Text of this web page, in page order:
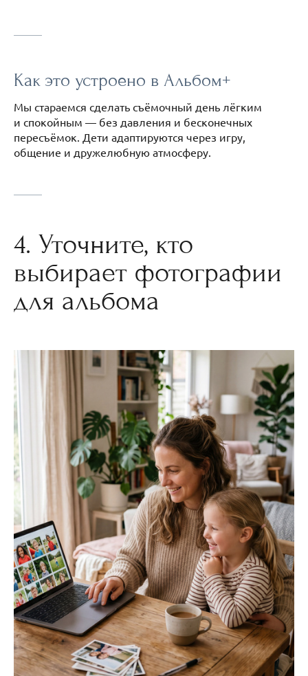
Как это устроено в Альбом+
Мы стараемся сделать съёмочный день лёгким
и спокойным — без давления и бесконечных
пересъёмок. Дети адаптируются через игру,
общение и дружелюбную атмосферу.
4. Уточните, кто
выбирает фотографии
для альбома